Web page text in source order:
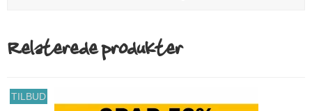
Relaterede produkter
TILBUD